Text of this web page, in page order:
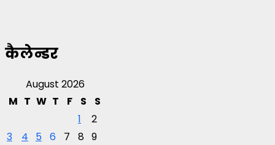
कैलेन्डर
August 2026
M T W T F S
S
1
2
3
4 5 6 7 8 9